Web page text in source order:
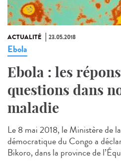
ACTUALITÉ 23.05.2018
Ebola
Ebola : les
questions dans
maladie
Le 8 mai 2018, le Ministère de
démocratique du Congo a
Bikoro, dans la province de